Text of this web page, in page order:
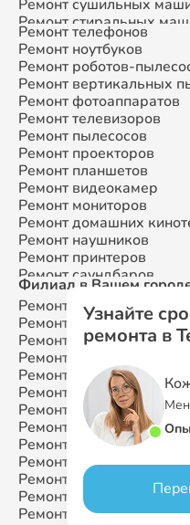
Ремонт сушильных
Ремонт стиральных
Ремонт микроволновых
Ремонт смарт-часов
Ремонт атс
Ремонт сплит-систем
Ремонт телефонов
Ремонт ноутбуков
Ремонт роботов-
Ремонт вертикальных
Ремонт фотоаппаратов
Ремонт телевизоров
Ремонт пылесосов
Ремонт проекторов
Ремонт планшетов
Ремонт видеокамер
Ремонт мониторов
Ремонт домашних
Ремонт наушников
Ремонт принтеров
Ремонт саундбаров
Ремонт VR систем
Ремонт сабвуферов
Ремонт посудомоечных
Филиал в Вашем
Ремонт SamsungМосква
Ремонт Samsung
Ремонт Samsung
Ремонт Samsung
Ремонт Samsung
Ремонт Samsung
Ремонт SamsungКазань
Ремонт Samsung
Ремонт Samsung
Ремонт Samsung
Ремонт Samsung
Ремонт Samsung
Пермь
Ремонт Samsung
Узнайте
ремонта в